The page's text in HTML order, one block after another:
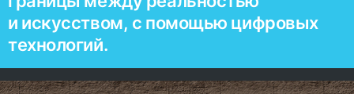
и искусством, с помощью цифровых
технологий.